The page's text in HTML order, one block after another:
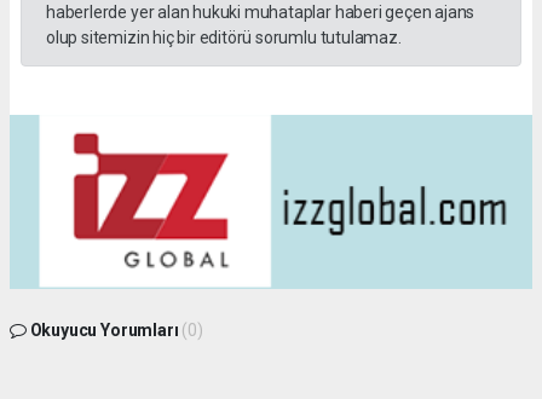
haberlerde yer alan hukuki muhataplar haberi geçen ajans
olup sitemizin hiç bir editörü sorumlu tutulamaz.
Okuyucu Yorumları (0)